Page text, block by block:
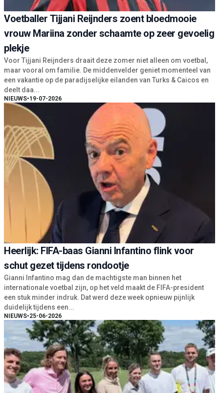
Voetballer Tijjani Reijnders zoent bloedmooie
vrouw Mariina zonder schaamte op zeer gevoelig
plekje
Voor Tijjani Reijnders draait deze zomer niet alleen om voetbal,
maar vooral om familie. De middenvelder geniet momenteel van
een vakantie op de paradijselijke eilanden van Turks & Caicos en
deelt daa...
NIEUWS•19-07-2026
Heerlijk: FIFA-baas Gianni Infantino flink voor
schut gezet tijdens rondootje
Gianni Infantino mag dan de machtigste man binnen het
internationale voetbal zijn, op het veld maakt de FIFA-president
een stuk minder indruk. Dat werd deze week opnieuw pijnlijk
duidelijk tijdens een...
NIEUWS•25-06-2026